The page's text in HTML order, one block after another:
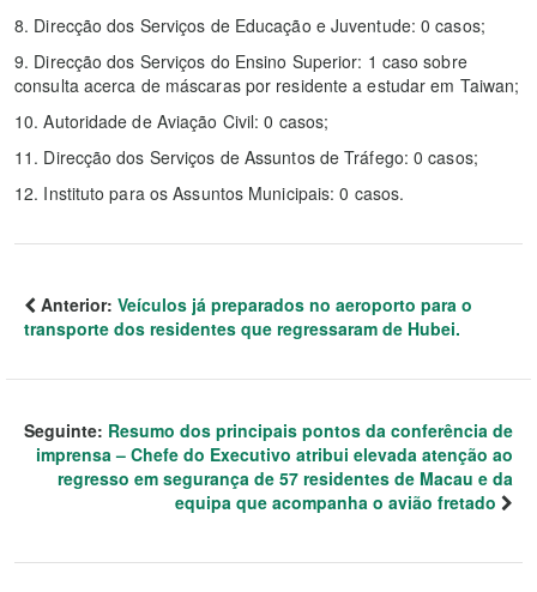
8. Direcção dos Serviços de Educação e Juventude: 0 casos;
9. Direcção dos Serviços do Ensino Superior: 1 caso sobre
consulta acerca de máscaras por residente a estudar em Taiwan;
10. Autoridade de Aviação Civil: 0 casos;
11. Direcção dos Serviços de Assuntos de Tráfego: 0 casos;
12. Instituto para os Assuntos Municipais: 0 casos.
Anterior: Veículos já preparados no aeroporto para o
transporte dos residentes que regressaram de Hubei.
Seguinte: Resumo dos principais pontos da conferência de
imprensa – Chefe do Executivo atribui elevada atenção ao
regresso em segurança de 57 residentes de Macau e da
equipa que acompanha o avião fretado